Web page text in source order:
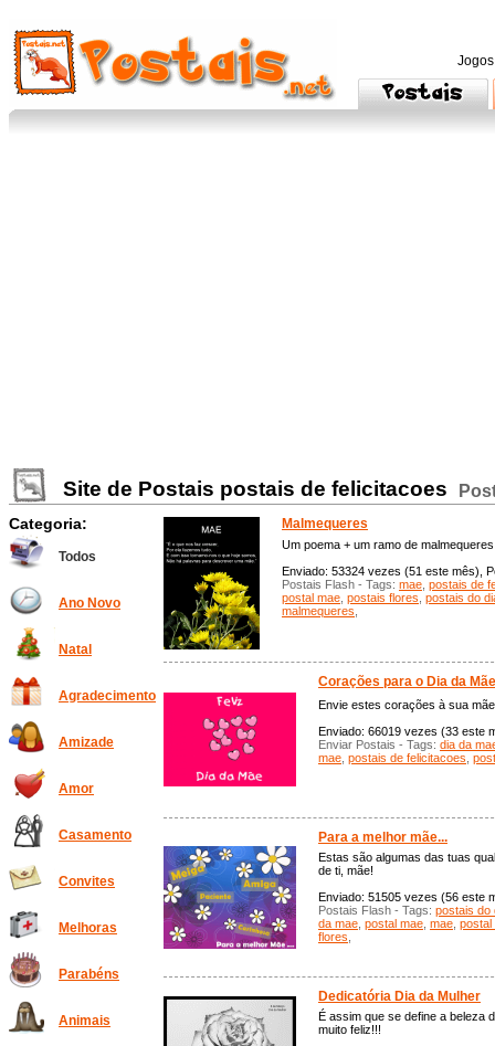
Site de Postais postais de felicitacoes
Categoria:
Todos
Ano Novo
Natal
Agradecimento
Amizade
Amor
Casamento
Convites
Melhoras
Parabéns
Animais
Malmequeres
Um poema + um ramo de
Enviado: 53324 vezes (51 este mês),
Postais Flash - Tags: mae postais de
postal mae postais flores postais do
malmequeres
Corações para o Dia da Mãe
Envie estes corações à sua
Enviado: 66019 vezes (33 este
Enviar Postais - Tags: dia da
mae postais de felicitacoes
Para a melhor mãe...
Estas são algumas das tuas
de ti, mãe!
Enviado: 51505 vezes (56 este
Postais Flash - Tags: postais do
da mae postal mae mae postal
flores
Dedicatória Dia da Mulher
É assim que se define a beleza
muito feliz!!!